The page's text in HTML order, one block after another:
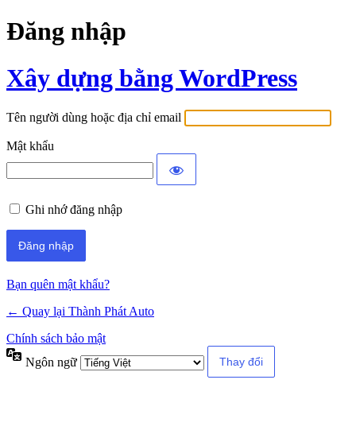
Đăng nhập
Xây dựng bằng WordPress
Tên người dùng hoặc địa chỉ email
Mật khẩu
Ghi nhớ đăng nhập
Bạn quên mật khẩu?
← Quay lại Thành Phát Auto
Chính sách bảo mật
Ngôn ngữ